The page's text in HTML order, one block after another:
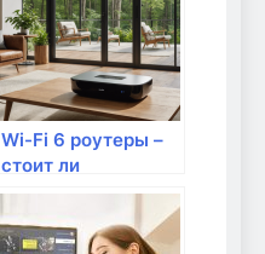
Wi-Fi 6 роутеры –
стоит ли
переплачивать для
дачного
использования?